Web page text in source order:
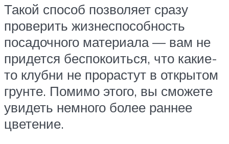
Такой способ позволяет сразу
проверить жизнеспособность
посадочного материала — вам не
придется беспокоиться, что какие-
то клубни не прорастут в открытом
грунте. Помимо этого, вы сможете
увидеть немного более раннее
цветение.